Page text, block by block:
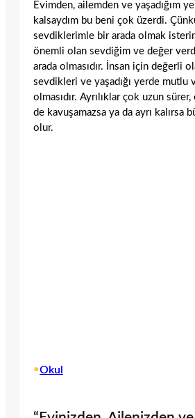
Evimden, ailemden ve yaşadığım
kalsaydım bu beni çok üzerdi.
sevdiklerimle bir arada olmak
önemli olan sevdiğim ve değer
arada olmasıdır. İnsan için değerli
sevdikleri ve yaşadığı yerde mutlu
olmasıdır. Ayrılıklar çok uzun
de kavuşamazsa ya da ayrı kalırsa
olur.
•Okul